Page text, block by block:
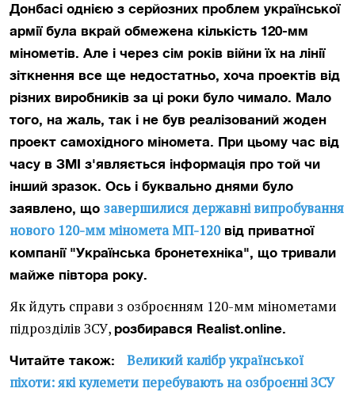
Донбасі однією з серйозних проблем української
армії була вкрай обмежена кількість 120-мм
мінометів. Але і через сім років війни їх на лінії
зіткнення все ще недостатньо, хоча проектів від
різних виробників за ці роки було чимало. Мало
того, на жаль, так і не був реалізований жоден
проект самохідного міномета. При цьому час від
часу в ЗМІ з'являється інформація про той чи
інший зразок. Ось і буквально днями було
заявлено, що завершилися державні випробування
нового 120-мм міномета МП-120від приватної
компанії "Українська бронетехніка", що тривали
майже півтора року.
Як йдуть справи з озброєнням 120-мм мінометами
підрозділів ЗСУ, розбирався Realist.online.
Читайте також:
Великий калібр української
піхоти: які кулемети перебувають на озброєнні ЗСУ